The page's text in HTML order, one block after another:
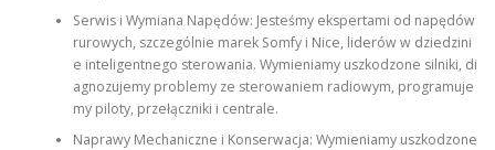
Serwis i Wymiana Napędów: Jesteśmy ekspertami od napędów
rurowych, szczególnie marek Somfy i Nice, liderów w dziedzini
e inteligentnego sterowania. Wymieniamy uszkodzone silniki, di
agnozujemy problemy ze sterowaniem radiowym, programuje
my piloty, przełączniki i centrale.
Naprawy Mechaniczne i Konserwacja: Wymieniamy uszkodzone